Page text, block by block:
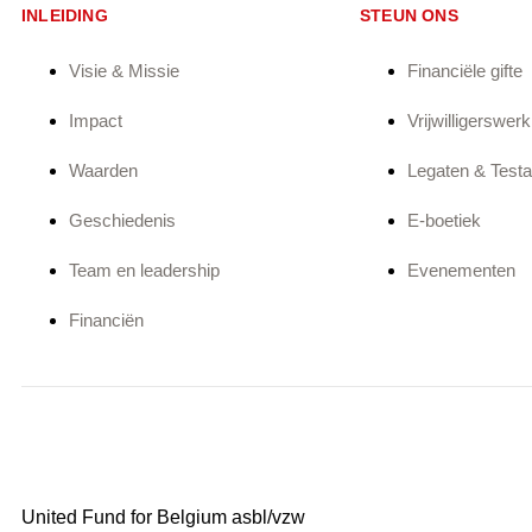
INLEIDING
Visie & Missie
Impact
Waarden
Geschiedenis
Team en leadership
Financiën
STEUN ONS
Financiële gifte
Vrijwilligerswerk
Legaten &
E-boetiek
Evenementen
United Fund for Belgium asbl/vzw